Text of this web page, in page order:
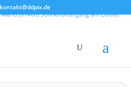
kontakt@ddpix.de
(01406) Sonnenuntergang am Elbufer